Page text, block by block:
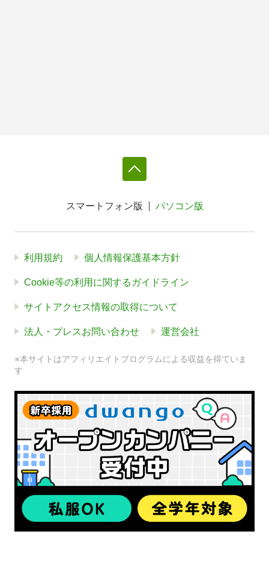
スマートフォン版 パソコン版
利用規約 個人情報保護基本方針
Cookie等の利用に関するガイドライン
サイトアクセス情報の取得について
法人・プレスお問い合わせ 運営会社
※本サイトはアフィリエイトプログラムによる収益を得ていま
す